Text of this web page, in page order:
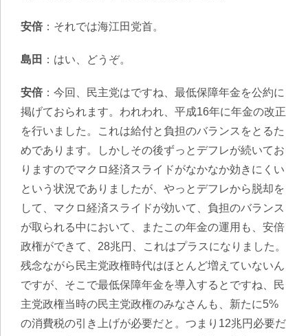
安倍 ：それでは海江田党首。
島田 ：はい、どうぞ。
安倍 ：今回、民主党はですね、最低保障年金を公約に
掲げておられます。われわれ、平成16年に年金の改正
を行いました。これは給付と負担のバランスをとるた
めであります。しかしその後ずっとデフレが続いてお
りますのでマクロ経済スライドがなかなか効きにくい
という状況でありましたが、やっとデフレから脱却を
して、マクロ経済スライドが効いて、負担のバランス
が取られる中において、またこの年金の運用も、安倍
政権ができて、28兆円、これはプラスになりました。
残念ながら民主党政権時代はほとんど増えていないん
ですが、そこで最低保障年金を導入するとですね、民
主党政権当時の民主党政権のみなさんも、新たに5%
の消費税の引き上げが必要だと。つまり12兆円必要だ